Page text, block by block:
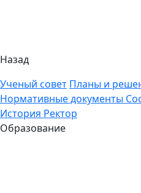
Назад
Ученый совет Планы и
Нормативные документы
История Ректор
Образование